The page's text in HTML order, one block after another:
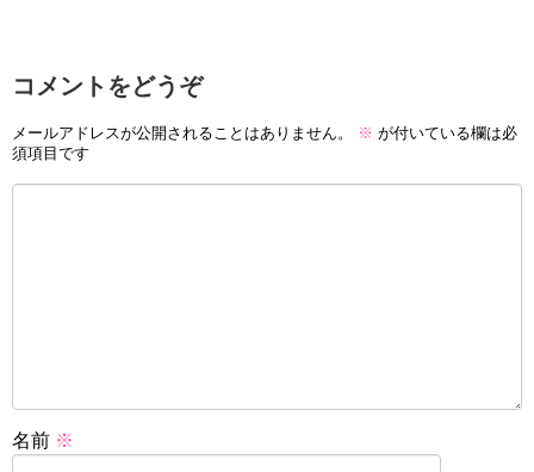
コメントをどうぞ
メールアドレスが公開されることはありません。 ※ が付いている欄は必
須項目です
名前 ※